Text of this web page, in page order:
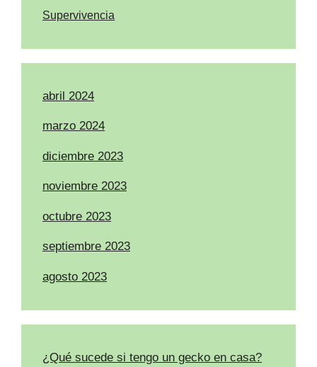
Supervivencia
abril 2024
marzo 2024
diciembre 2023
noviembre 2023
octubre 2023
septiembre 2023
agosto 2023
¿Qué sucede si tengo un gecko en casa?